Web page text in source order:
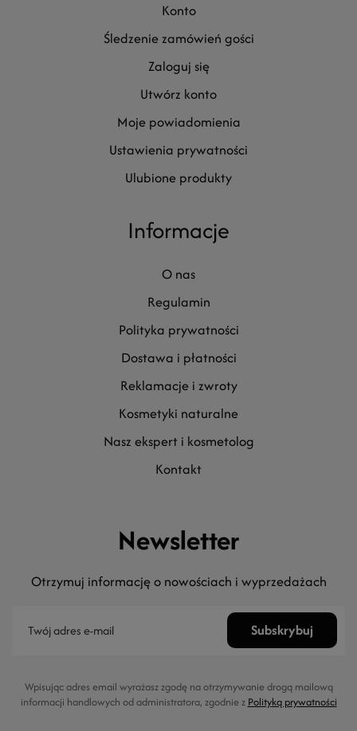
Informacje
o nas
regulamin
polityka prywatności
dostawa i płatności
reklamacje i zwroty
kosmetyki naturalne
nasz ekspert i kosmetolog
kontakt
Newsletter
Otrzymuj informację o nowościach i wyprzedażach
Wpisując adres email wyrażasz zgodę na otrzymywanie drogą mailową
informacji handlowych od administratora, zgodnie z Polityką prywatności
konto
śledzenie zamówień gości
zaloguj się
utwórz konto
moje powiadomienia
ustawienia prywatności
ulubione produkty